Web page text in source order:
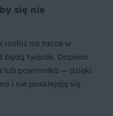
się nie
na tacce w
będą twarde. Dopiero
lub pojemnika — dzięki
i nie posklejają się